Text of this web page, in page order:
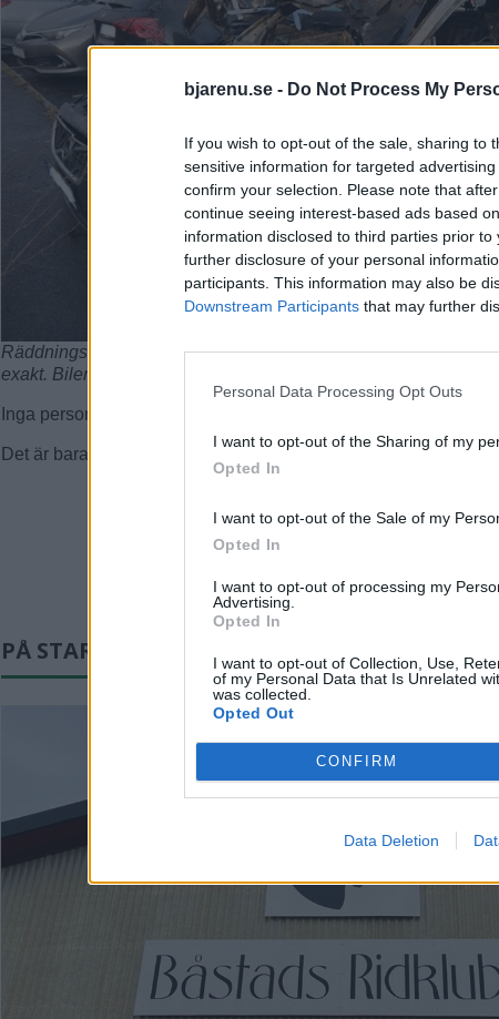
bjarenu.se - Do Not Process My
If you wish to opt-out of the sale, sharing to
sensitive information for targeted
confirm your selection. Please note that
continue seeing interest-based ads based
information disclosed to third parties prior
further disclosure of your personal
participants. This information may also be
Downstream Participants that may further
Personal Data Processing Opt Outs
I want to opt-out of the Sharing of my
Opted In
I want to opt-out of the Sale of my
Opted In
I want to opt-out of processing my
Advertising.
Opted In
I want to opt-out of Collection, Use,
of my Personal Data that Is Unrelated
was collected.
Opted Out
CONFIRM
Data Deletion
Räddningstjänsten tror det började någon stans vid
exakt. Bilen brann rejält när de kom till platsen. Foto: Peter
Inga personer fanns vid branden eller i närområdet vad
Det är bara tre veckor sedan flera bilar brann vid
PÅ STARTSIDAN JUST NU